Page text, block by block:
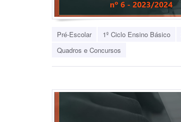
Pré-Escolar 1º Ciclo Ensino Básico
Quadros e Concursos